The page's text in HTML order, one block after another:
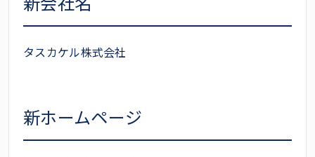
タスカケル株式会社
新ホームページ